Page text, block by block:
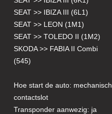
SEAT >> IBIZA III (6L1)
SEAT >> LEON (1M1)
SEAT >> TOLEDO II (1M2)
SKODA >> FABIA II Combi
(545)
Hoe start de auto: mechanisch
contactslot
Transponder aanwezig: ja